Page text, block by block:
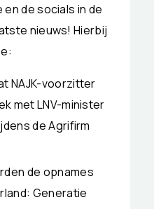
en de socials in de
nieuws! Hierbij
NAJK-voorzitter
met LNV-minister
de Agrifirm
de opnames
Generatie